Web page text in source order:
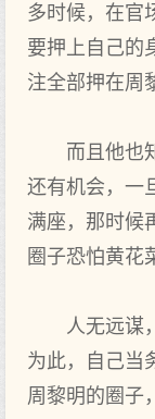
多时候，在官
要押上自己的
注全部押在周
而且他也知
还有机会，一
满座，那时候
圈子恐怕黄花
人无远谋，
为此，自己当
周黎明的圈子